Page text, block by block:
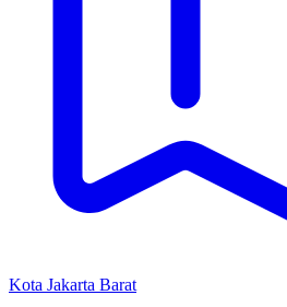
Kota Jakarta Barat